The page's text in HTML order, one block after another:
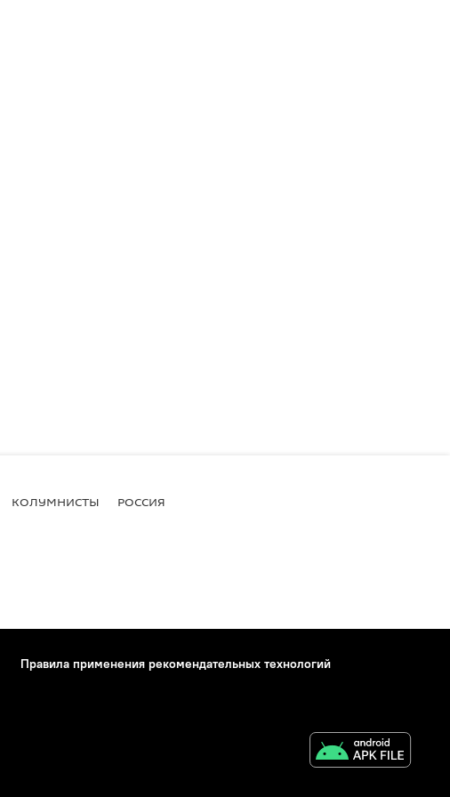
КОЛУМНИСТЫ РОССИЯ
Правила применения рекомендательных технологий